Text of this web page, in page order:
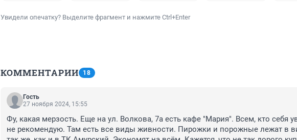
Увидели опечатку? Выделите фрагмент и нажмите Ctrl+Enter
КОММЕНТАРИИ 18
Гость
27 ноября 2024, 15:55
Фу, какая мерзость. Еще на ул. Волкова, 7а есть кафе "Мария". Всем, кто себя
не рекомендую. Там есть все виды живности. Пирожки и порожные лежат в